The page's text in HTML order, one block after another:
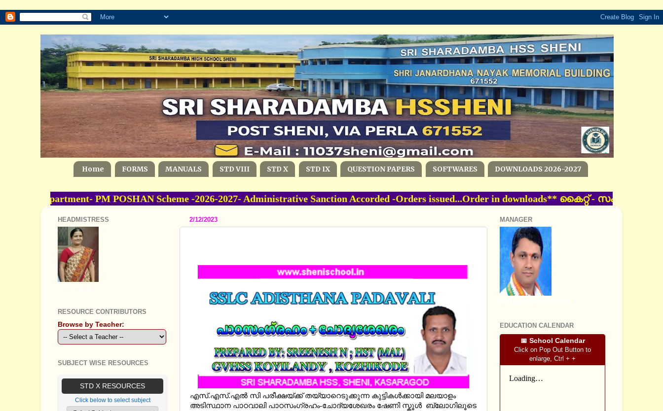
Home FORMS MANUALS STD VIII STD X STD IX QUESTION PAPERS SOFTWARES DOWNLOADS 2026-2027
Department- PM POSHAN Scheme -2026-2027- Administrative Sanction Accorded -Orders issued...Order in
2/12/2023
എസ്.എസ്.എല്‍ സി പരീക്ഷയ്ക്ക് തയ്യാറെടുക്കുന്ന കുട്ടികള്‍ക്കായി മലയാളം
അടിസ്ഥാന പാഠവാലി പാഠസംഗ്രഹം-ചോദ്യശേഖരം ഷേണി സ്കൂള്‍ ബ്ലോഗിലൂടെ
HEADMISTRESS
RESOURCE CONTRIBUTORS
Browse by Teacher:
SUBJECT WISE RESOURCES
STD X RESOURCES
Click below to select subject
MANAGER
EDUCATION CALENDAR
📅 School Calendar
Click on Pop Out Button to
enlarge, Ctrl + +